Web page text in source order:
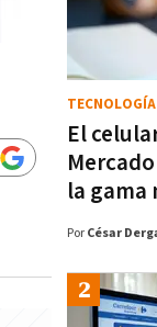
El
la gama
TECNOLOGÍA
Por César